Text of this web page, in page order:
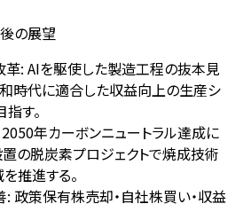
の展望
: AIを駆使した製造工程の抜本見
和時代に適合した収益向上の生産シ
す。
年カーボンニュートラル達成に
の脱炭素プロジェクトで焼成技術
推進する。
政策保有株売却・自社株買い・収益